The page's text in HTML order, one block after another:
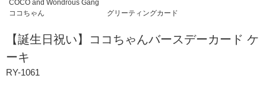
COCO and Wondrous Gang
ココちゃん
グリーティングカード
【誕生日祝い】ココちゃんバースデーカード ケ
ーキ
RY-1061